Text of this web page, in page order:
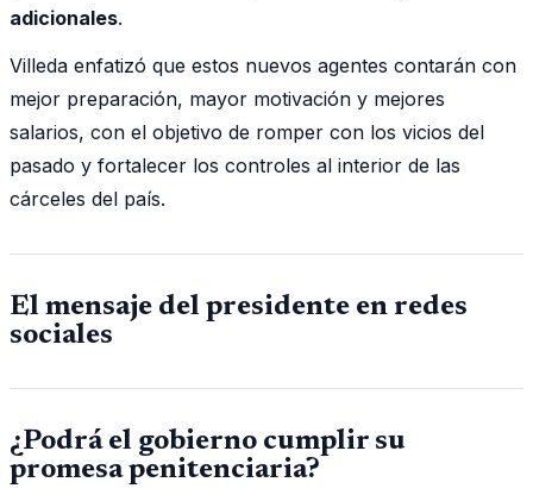
adicionales.
Villeda enfatizó que estos nuevos agentes contarán con
mejor preparación, mayor motivación y mejores
salarios, con el objetivo de romper con los vicios del
pasado y fortalecer los controles al interior de las
cárceles del país.
El mensaje del presidente en redes
sociales
¿Podrá el gobierno cumplir su
promesa penitenciaria?